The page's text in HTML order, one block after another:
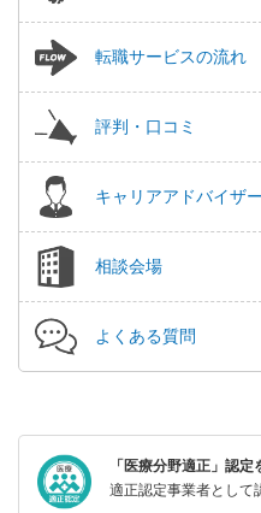
転職サービスの流れ
評判・口コミ
キャリアアドバイザ
相談会場
よくある質問
「医療分野適正」認定
適正認定事業者として